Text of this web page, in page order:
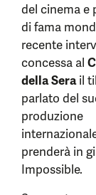
del cinema e
di fama
recente
concessa al
della Serail
parlato del
produzione
prenderà in
Impossible.